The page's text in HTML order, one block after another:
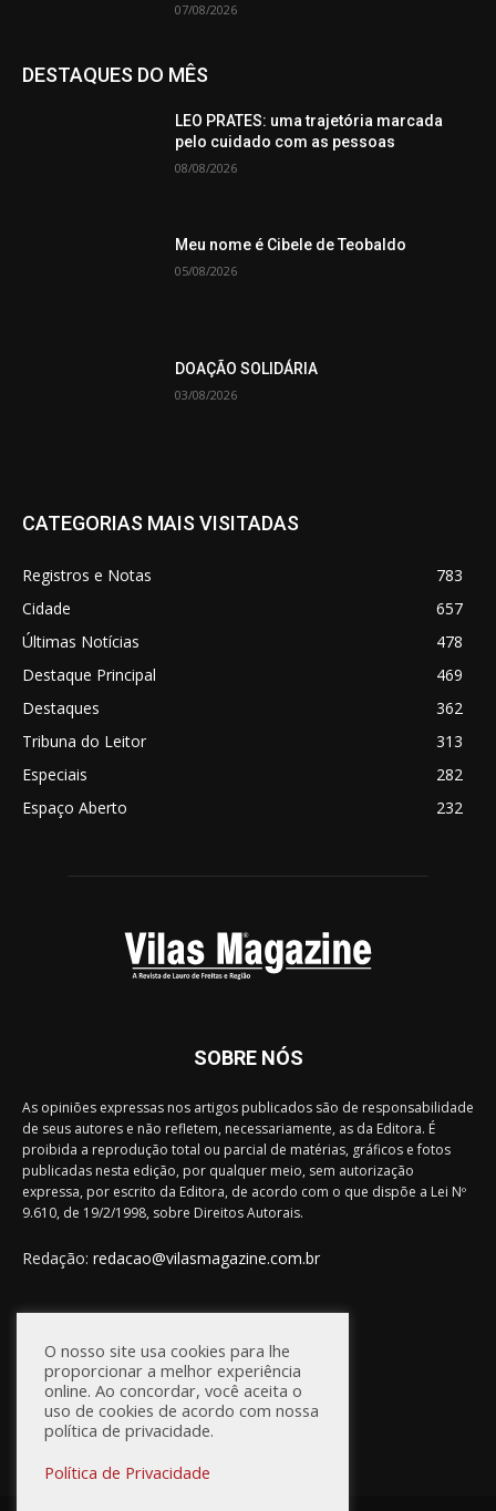
07/08/2026
DESTAQUES DO MÊS
LEO PRATES: uma trajetória marcada
pelo cuidado com as pessoas
08/08/2026
Meu nome é Cibele de Teobaldo
05/08/2026
DOAÇÃO SOLIDÁRIA
03/08/2026
CATEGORIAS MAIS VISITADAS
Registros e Notas
783
Cidade
657
Últimas Notícias
478
Destaque Principal
469
Destaques
362
Tribuna do Leitor
313
Especiais
282
Espaço Aberto
232
SOBRE NÓS
As opiniões expressas nos artigos publicados são de responsabilidade
de seus autores e não refletem, necessariamente, as da Editora. É
proibida a reprodução total ou parcial de matérias, gráficos e fotos
publicadas nesta edição, por qualquer meio, sem autorização
expressa, por escrito da Editora, de acordo com o que dispõe a Lei Nº
9.610, de 19/2/1998, sobre Direitos Autorais.
Redação: redacao@vilasmagazine.com.br
FIQUE CONECTADO
O nosso site usa cookies para lhe
proporcionar a melhor experiência
online. Ao concordar, você aceita o
uso de cookies de acordo com nossa
política de privacidade.
Política de Privacidade